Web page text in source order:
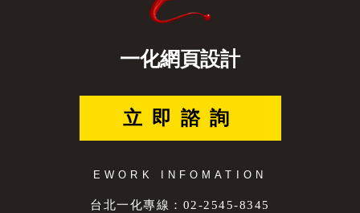
一化網頁設計
立即諮詢
EWORK INFOMATION
台北一化專線：02-2545-8345